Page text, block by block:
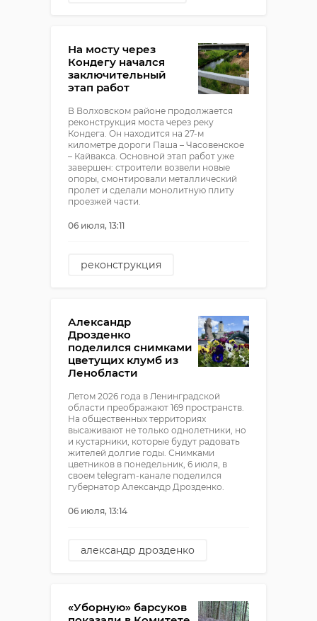
евгений барановский
На мосту через
Кондегу начался
заключительный
этап работ
В Волховском районе продолжается
реконструкция моста через реку
Кондега. Он находится на 27-м
километре дороги Паша – Часовенское
– Кайвакса. Основной этап работ уже
завершен: строители возвели новые
опоры, смонтировали металлический
пролет и сделали монолитную плиту
проезжей части.
06 июля, 13:11
реконструкция
Александр
Дрозденко
поделился снимками
цветущих клумб из
Ленобласти
Летом 2026 года в Ленинградской
области преображают 169 пространств.
На общественных территориях
высаживают не только однолетники, но
и кустарники, которые будут радовать
жителей долгие годы. Снимками
цветников в понедельник, 6 июля, в
своем telegram-канале поделился
губернатор Александр Дрозденко.
06 июля, 13:14
александр дрозденко
«Уборную» барсуков